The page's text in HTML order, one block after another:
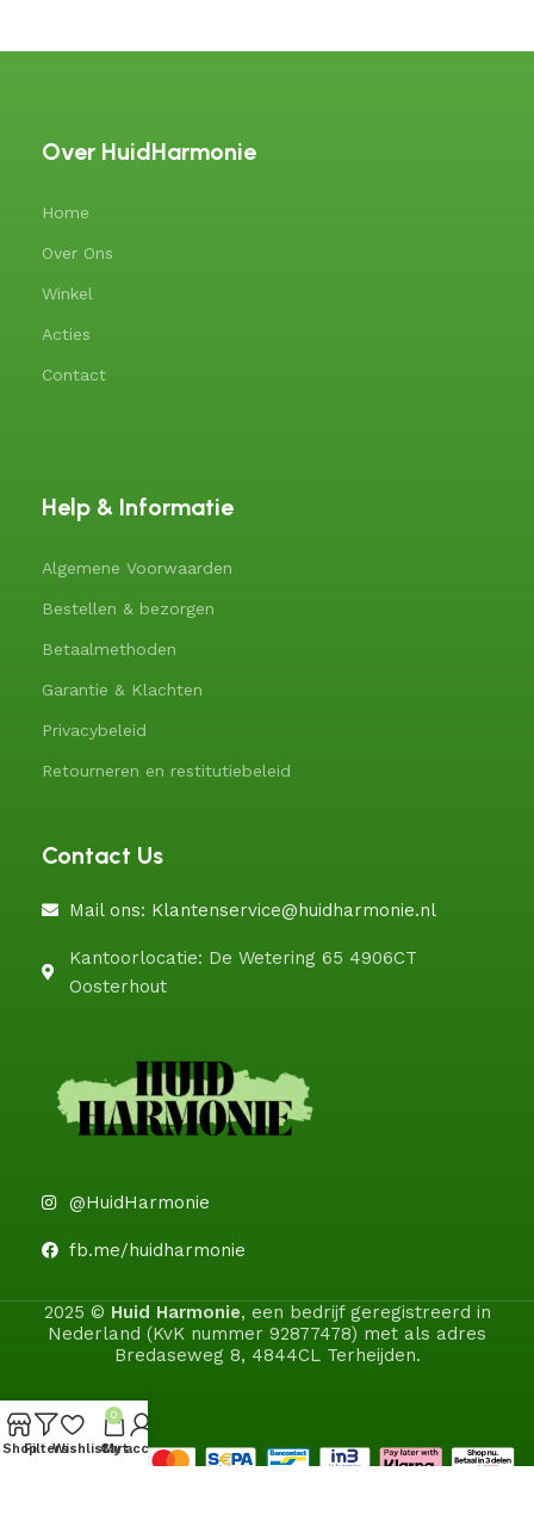
Over HuidHarmonie
Home
Over Ons
Winkel
Acties
Contact
Help & Informatie
Algemene Voorwaarden
Bestellen & bezorgen
Betaalmethoden
Garantie & Klachten
Privacybeleid
Retourneren en restitutiebeleid
Contact Us
Mail ons: Klantenservice@huidharmonie.nl
Kantoorlocatie: De Wetering 65 4906CT
Oosterhout
@HuidHarmonie
fb.me/huidharmonie
2025 © Huid Harmonie, een bedrijf geregistreerd in
Nederland (KvK nummer 92877478) met als adres
Bredaseweg 8, 4844CL Terheijden.
ShopFiltersWishlist
0
Cart
My account